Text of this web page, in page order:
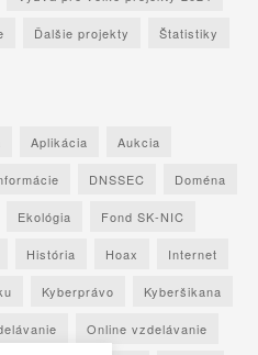
Ďalšie projekty Štatistiky
Aplikácia Aukcia
DNSSEC Doména
Ekológia Fond SK-NIC
História Hoax Internet
Kyberprávo Kyberšikana
Online vzdelávanie